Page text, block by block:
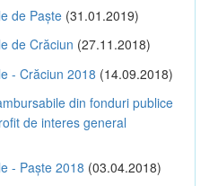
de Paște (31.01.2019)
de Crăciun (27.11.2018)
- Crăciun 2018 (14.09.2018)
din fonduri publice
de interes general
- Paște 2018 (03.04.2018)